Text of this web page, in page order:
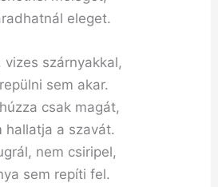
eleget.
vizes szárnyakkal,
sem akar.
csak magát,
hallatja a szavát.
nem csiripel,
sem repíti fel.